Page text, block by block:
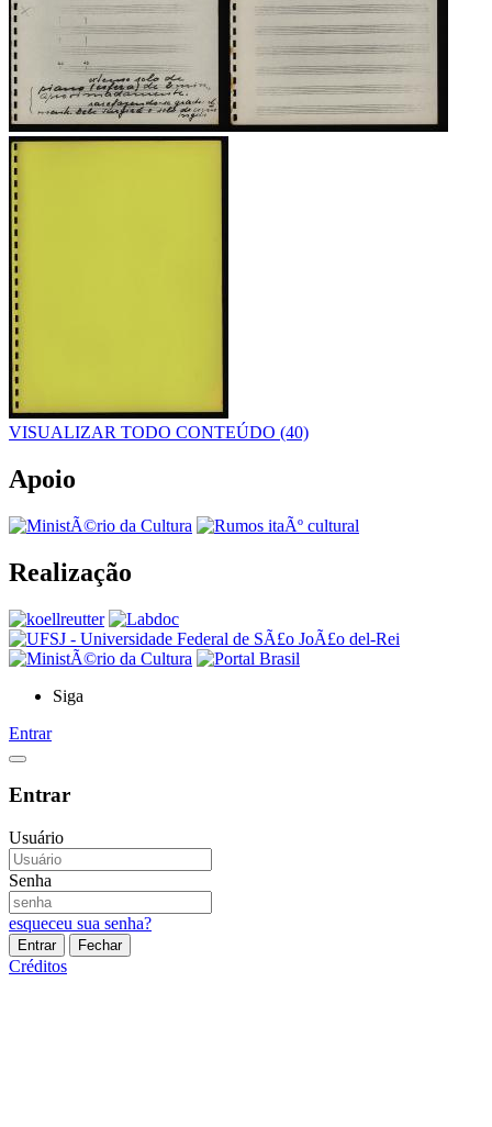
VISUALIZAR TODO CONTEÚDO (40)
Apoio
Realização
Siga
Entrar
Entrar
Usuário
Senha
esqueceu sua senha?
Entrar Fechar
Créditos